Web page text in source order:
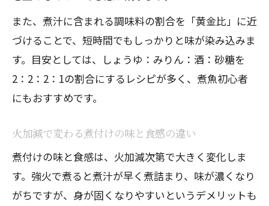
また、煮汁に含まれる調味料の割合を「黄金比」に近
づけることで、短時間でもしっかりと味が染み込みま
す。目安としては、しょうゆ：みりん：酒：砂糖を
2：2：2：1の割合にするレシピが多く、煮魚初心者
にもおすすめです。
火加減で変わる煮付けの味と食感の違い
煮付けの味と食感は、火加減次第で大きく変化しま
す。強火で煮ると煮汁が早く煮詰まり、味が濃くなり
がちですが、身が固くなりやすいというデメリットも